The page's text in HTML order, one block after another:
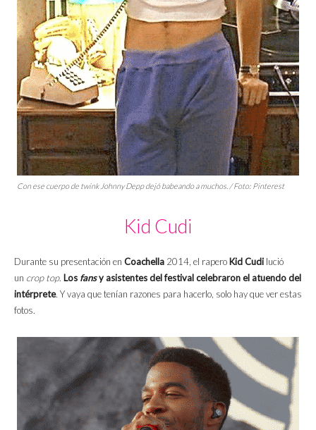
Con ese cuerpo de twinkJohnny Depp dejó babeando a muchos. / Foto: Pinterest
Kid Cudi
Durante su presentación en Coachella 2014, el rapero Kid Cudi lució
un crop top. Los fansy asistentes del festival celebraron el atuendo del
intérprete. Y vaya que tenían razones para hacerlo, solo hay que ver estas
fotos.